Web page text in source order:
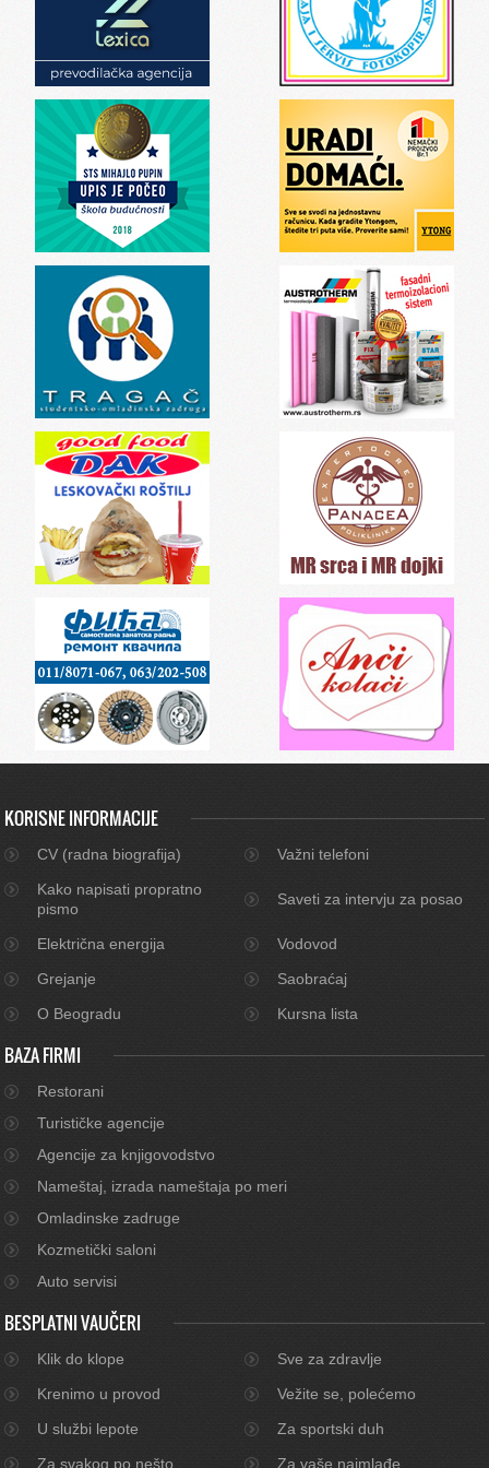
KORISNE INFORMACIJE
CV (radna biografija)
Važni telefoni
Kako napisati propratno
pismo
Saveti za intervju za posao
Električna energija
Vodovod
Grejanje
Saobraćaj
O Beogradu
Kursna lista
BAZA FIRMI
Restorani
Turističke agencije
Agencije za knjigovodstvo
Nameštaj, izrada nameštaja po meri
Omladinske zadruge
Kozmetički saloni
Auto servisi
BESPLATNI VAUČERI
Klik do klope
Sve za zdravlje
Krenimo u provod
Vežite se, polećemo
U službi lepote
Za sportski duh
Za svakog po nešto
Za vaše najmlađe